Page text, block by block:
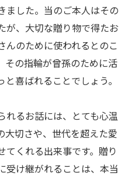
ました。当のご本人はその
が、大切な贈り物で得たお
んのために使われるとのこ
その指輪が曾孫のために活
喜ばれることでしょう。
れるお話には、とても心温
大切さや、世代を超えた愛
くれる出来事です。贈り
受け継がれることは、本当